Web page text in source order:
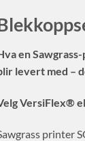
en
levert med –
VersiFlex®
printer